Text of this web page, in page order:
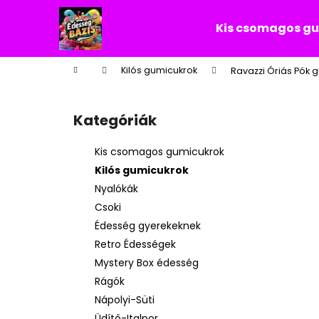
tartalomhoz
Kis csomagos
KezdőlapKilós gumicukrok Ravazzi Óriás Pók
Kategóriák
átugrása
Kategóriák
Kis csomagos gumicukrok
Kilós gumicukrok
Nyalókák
Csoki
Édesség gyerekeknek
Retro Édességek
Mystery Box édesség
Rágók
Nápolyi-Süti
á
Vissza
a boltba
Vissza
a boltba